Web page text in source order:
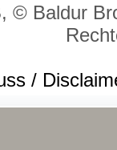
© Baldur
/